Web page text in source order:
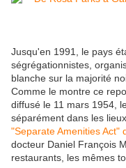
Jusqu'en 1991, le pays
ségrégationnistes,
blanche sur la majorité
Comme le montre ce
diffusé le 11 mars 1954,
séparément dans les
"Separate Amenities Act"
docteur Daniel François
restaurants, les mêmes